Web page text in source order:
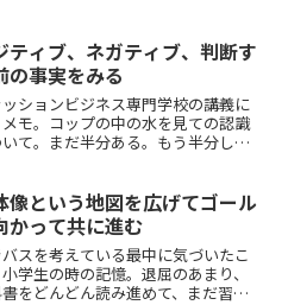
ティブ、ネガティブ、判断す
の事実をみる
ッションビジネス専門学校の講義に
モ。コップの中の水を見ての認識
いて。まだ半分ある。もう半分しか
ありがたい」 これを書いた後に
ことを記述しま...
像という地図を広げてゴール
かって共に進む
スを考えている最中に気づいたこ
小学生の時の記憶。退屈のあまり、
をどんどん読み進めて、まだ習っ